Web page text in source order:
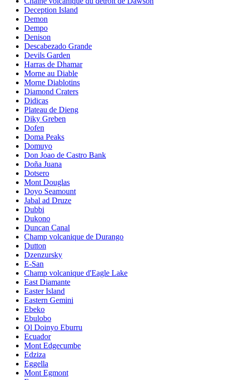
Deception Island
Demon
Dempo
Denison
Descabezado Grande
Devils Garden
Harras de Dhamar
Morne au Diable
Morne Diablotins
Diamond Craters
Didicas
Plateau de Dieng
Diky Greben
Dofen
Doma Peaks
Domuyo
Don Joao de Castro Bank
Doña Juana
Dotsero
Mont Douglas
Doyo Seamount
Jabal ad Druze
Dubbi
Dukono
Duncan Canal
Champ volcanique de Durango
Dutton
Dzenzursky
E-San
Champ volcanique d'Eagle Lake
East Diamante
Easter Island
Eastern Gemini
Ebeko
Ebulobo
Ol Doinyo Eburru
Ecuador
Mont Edgecumbe
Edziza
Eggella
Mont Egmont